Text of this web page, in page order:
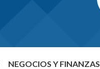
NEGOCIOS Y FINANZAS